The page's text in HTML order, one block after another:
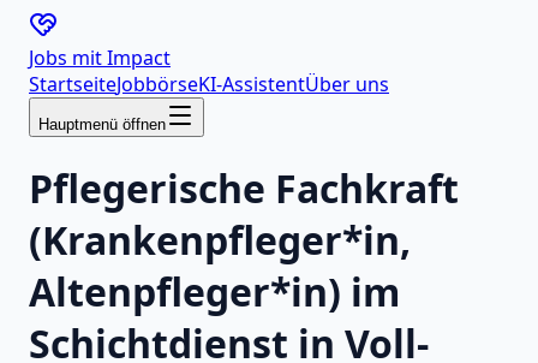
Jobs mitImpact
StartseiteJobbörseKI-AssistentÜber uns
Hauptmenü öffnen
Pflegerische Fachkraft
(Krankenpfleger*in,
Altenpfleger*in) im
Schichtdienst in Voll-